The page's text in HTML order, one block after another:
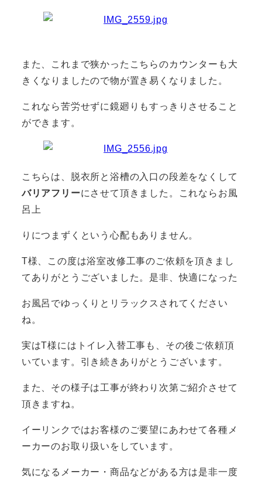
また、これまで狭かったこちらのカウンターも大
きくなりましたので物が置き易くなりました。
これなら苦労せずに鏡廻りもすっきりさせること
ができます。
こちらは、脱衣所と浴槽の入口の段差をなくして
バリアフリーにさせて頂きました。これならお風
呂上
りにつまずくという心配もありません。
T様、この度は浴室改修工事のご依頼を頂きまし
てありがとうございました。是非、快適になった
お風呂でゆっくりとリラックスされてください
ね。
実はT様にはトイレ入替工事も、その後ご依頼頂
いています。引き続きありがとうございます。
また、その様子は工事が終わり次第ご紹介させて
頂きますね。
イーリンクではお客様のご要望にあわせて各種メ
ーカーのお取り扱いをしています。
気になるメーカー・商品などがある方は是非一度